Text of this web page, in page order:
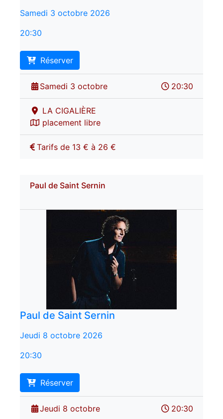
Samedi 3 octobre 2026
20:30
Réserver
Samedi 3 octobre 20:30
LA CIGALIÈRE
placement libre
Tarifs de 13 € à 26 €
Paul de Saint Sernin
Paul de Saint Sernin
Jeudi 8 octobre 2026
20:30
Réserver
Jeudi 8 octobre 20:30